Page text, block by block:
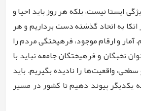
ایستا نیست، بلکه هر روز باید احیا و
اتکا به اتحاد گذشته دست برداریم و هر
آمار و ارقام موجود، فرهیختگی مردم را
نخبگان و فرهیختگان جامعه نباید با
واقعیت‌ها را نادیده بگیریم. باید
یکدیگر پیوند دهیم تا کشور در مسیر